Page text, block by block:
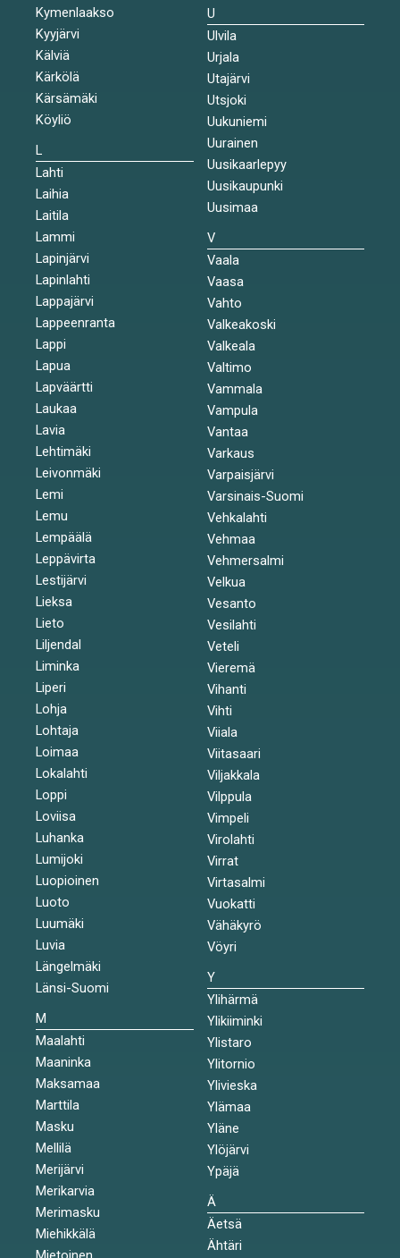
Kymenlaakso
Kyyjärvi
Kälviä
Kärkölä
Kärsämäki
Köyliö
L
Lahti
Laihia
Laitila
Lammi
Lapinjärvi
Lapinlahti
Lappajärvi
Lappeenranta
Lappi
Lapua
Lapväärtti
Laukaa
Lavia
Lehtimäki
Leivonmäki
Lemi
Lemu
Lempäälä
Leppävirta
Lestijärvi
Lieksa
Lieto
Liljendal
Liminka
Liperi
Lohja
Lohtaja
Loimaa
Lokalahti
Loppi
Loviisa
Luhanka
Lumijoki
Luopioinen
Luoto
Luumäki
Luvia
Längelmäki
Länsi-Suomi
M
Maalahti
Maaninka
Maksamaa
Marttila
Masku
Mellilä
Merijärvi
Merikarvia
Merimasku
Miehikkälä
U
Ulvila
Urjala
Utajärvi
Utsjoki
Uukuniemi
Uurainen
Uusikaarlepyy
Uusikaupunki
Uusimaa
V
Vaala
Vaasa
Vahto
Valkeakoski
Valkeala
Valtimo
Vammala
Vampula
Vantaa
Varkaus
Varpaisjärvi
Varsinais-Suomi
Vehkalahti
Vehmaa
Vehmersalmi
Velkua
Vesanto
Vesilahti
Veteli
Vieremä
Vihanti
Vihti
Viiala
Viitasaari
Viljakkala
Vilppula
Vimpeli
Virolahti
Virrat
Virtasalmi
Vuokatti
Vähäkyrö
Vöyri
Y
Ylihärmä
Ylikiiminki
Ylistaro
Ylitornio
Ylivieska
Ylämaa
Yläne
Ylöjärvi
Ypäjä
Ä
Äetsä
Ähtäri